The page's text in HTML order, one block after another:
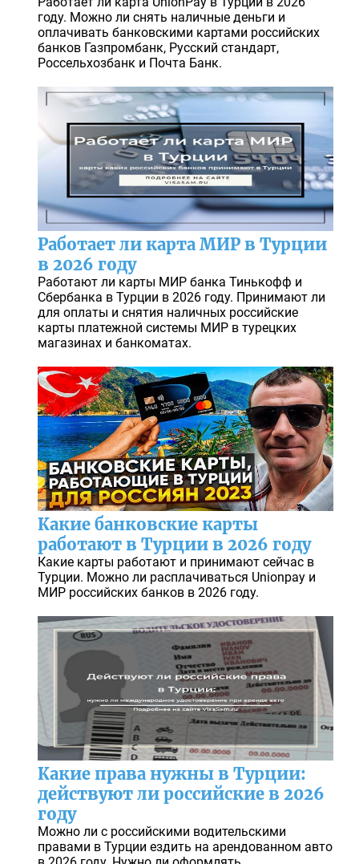
году. Можно ли снять наличные деньги и
оплачивать банковскими картами российских
банков Газпромбанк, Русский стандарт,
Россельхозбанк и Почта Банк.
Работает ли карта МИР в Турции
в 2026 году
Работают ли карты МИР банка Тинькофф и
Сбербанка в Турции в 2026 году. Принимают ли
для оплаты и снятия наличных российские
карты платежной системы МИР в турецких
магазинах и банкоматах.
Какие банковские карты
работают в Турции в 2026 году
Какие карты работают и принимают сейчас в
Турции. Можно ли расплачиваться Unionpay и
МИР российских банков в 2026 году.
Какие права нужны в Турции:
действуют ли российские в 2026
году
Можно ли с российскими водительскими
правами в Турции ездить на арендованном авто